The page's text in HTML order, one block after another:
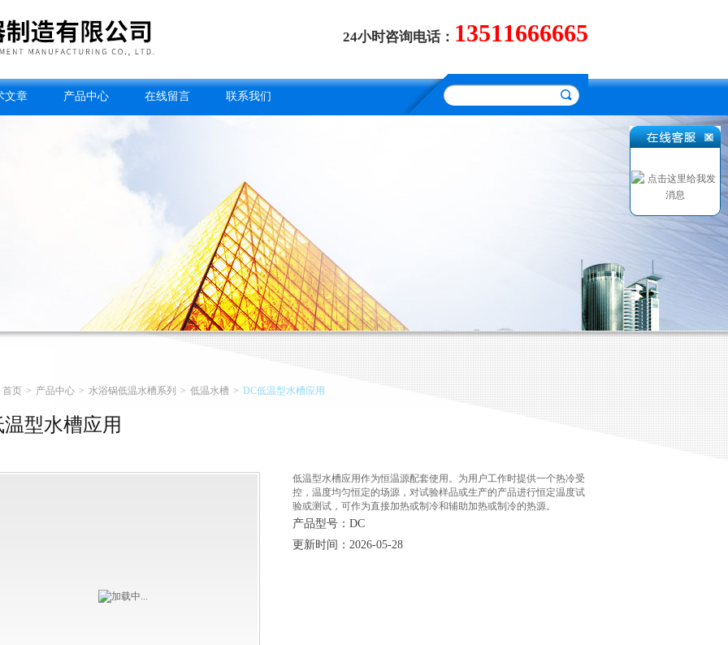
24小时咨询电话： 13511666665
文章 产品中心 在线留言 联系我们
首页 > 产品中心 > 水浴锅低温水槽系列 > 低温水槽 > DC低温型水槽应用
温型水槽应用
低温型水槽应用作为恒温源配套使用。为用户工作时提供一个热冷受
控，温度均匀恒定的场源，对试验样品或生产的产品进行恒定温度试
验或测试，可作为直接加热或制冷和辅助加热或制冷的热源。
产品型号：DC
更新时间：2026-05-28